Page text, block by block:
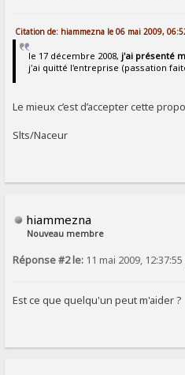
Citation de: hiammezna le 06 mai 2009,
le 17 décembre 2008, j'ai présenté
j'ai quitté l'entreprise (passation
Le mieux c’est d’accepter cette
Slts/Naceur
hiammezna
Nouveau membre
Réponse #2 le: 11 mai 2009,
Est ce que quelqu'un peut m'aider ?